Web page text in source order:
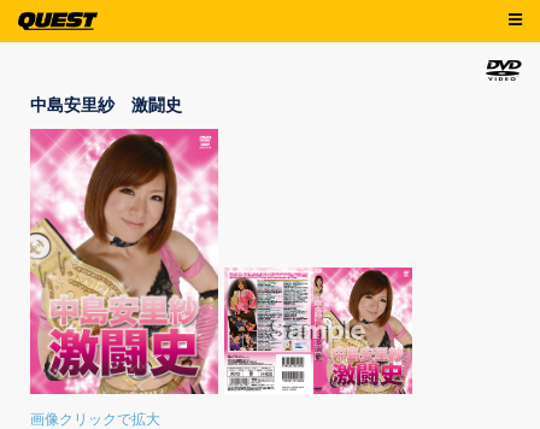
中島安里紗 激闘史
画像クリックで拡大